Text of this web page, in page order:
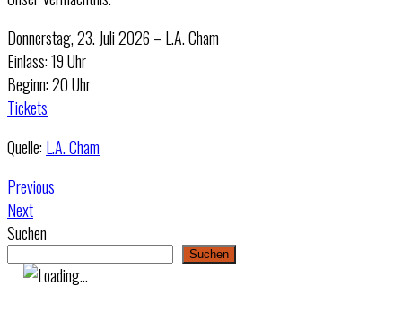
Donnerstag, 23. Juli 2026 – L.A. Cham
Einlass: 19 Uhr
Beginn: 20 Uhr
Tickets
Quelle: L.A. Cham
Previous
Next
Suchen
Suchen